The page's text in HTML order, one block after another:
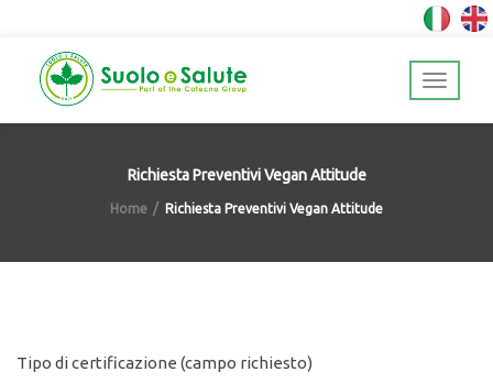
Richiesta Preventivi Vegan Attitude
Home Richiesta Preventivi Vegan Attitude
Tipo di certificazione (campo richiesto)